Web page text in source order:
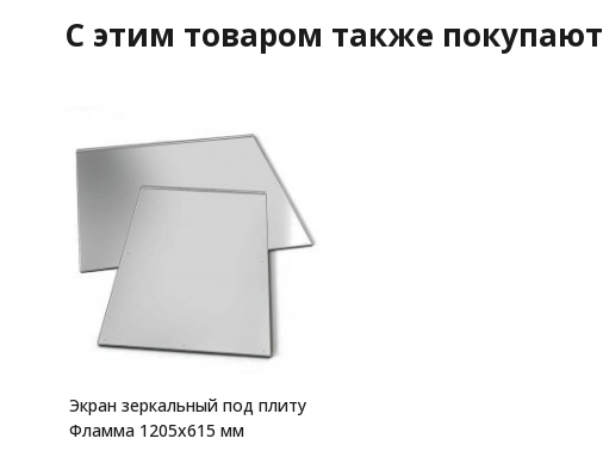
C этим товаром также покупают
Экран зеркальный под плиту
Фламма 1205х615 мм